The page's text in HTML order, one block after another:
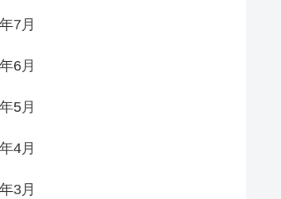
7月
6月
5月
4月
3月